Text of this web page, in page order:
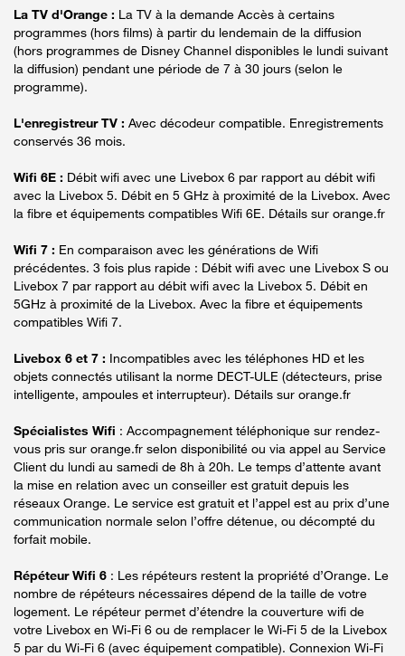
La TV d'Orange : La TV à la demande Accès à certains
programmes (hors films) à partir du lendemain de la diffusion
(hors programmes de Disney Channel disponibles le lundi suivant
la diffusion) pendant une période de 7 à 30 jours (selon le
programme).
L'enregistreur TV : Avec décodeur compatible. Enregistrements
conservés 36 mois.
Wifi 6E : Débit wifi avec une Livebox 6 par rapport au débit wifi
avec la Livebox 5. Débit en 5 GHz à proximité de la Livebox. Avec
la fibre et équipements compatibles Wifi 6E. Détails sur orange.fr
Wifi 7 : En comparaison avec les générations de Wifi
précédentes. 3 fois plus rapide : Débit wifi avec une Livebox S ou
Livebox 7 par rapport au débit wifi avec la Livebox 5. Débit en
5GHz à proximité de la Livebox. Avec la fibre et équipements
compatibles Wifi 7.
Livebox 6 et 7 : Incompatibles avec les téléphones HD et les
objets connectés utilisant la norme DECT-ULE (détecteurs, prise
intelligente, ampoules et interrupteur). Détails sur orange.fr
Spécialistes Wifi : Accompagnement téléphonique sur rendez-
vous pris sur orange.fr selon disponibilité ou via appel au Service
Client du lundi au samedi de 8h à 20h. Le temps d’attente avant
la mise en relation avec un conseiller est gratuit depuis les
réseaux Orange. Le service est gratuit et l’appel est au prix d’une
communication normale selon l’offre détenue, ou décompté du
forfait mobile.
Répéteur Wifi 6 : Les répéteurs restent la propriété d’Orange. Le
nombre de répéteurs nécessaires dépend de la taille de votre
logement. Le répéteur permet d’étendre la couverture wifi de
votre Livebox en Wi-Fi 6 ou de remplacer le Wi-Fi 5 de la Livebox
5 par du Wi-Fi 6 (avec équipement compatible). Connexion Wi-Fi